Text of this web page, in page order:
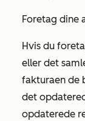
Foretag dine
Hvis du
eller det
fakturaen de
det
opdaterede